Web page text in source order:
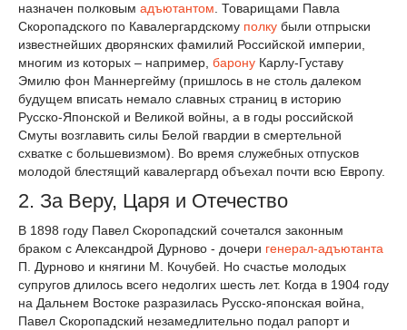
назначен полковым адъютантом . Товарищами Павла
Скоропадского по Кавалергардскому полку были отпрыски
известнейших дворянских фамилий Российской империи,
многим из которых – например, барону Карлу-Густаву
Эмилю фон Маннергейму (пришлось в не столь далеком
будущем вписать немало славных страниц в историю
Русско-Японской и Великой войны, а в годы российской
Смуты возглавить силы Белой гвардии в смертельной
схватке с большевизмом). Во время служебных отпусков
молодой блестящий кавалергард объехал почти всю Европу.
2. За Веру, Царя и Отечество
В 1898 году Павел Скоропадский сочетался законным
браком с Александрой Дурново - дочери генерал-адъютанта
П. Дурново и княгини М. Кочубей. Но счастье молодых
супругов длилось всего недолгих шесть лет. Когда в 1904 году
на Дальнем Востоке разразилась Русско-японская война,
Павел Скоропадский незамедлительно подал рапорт и